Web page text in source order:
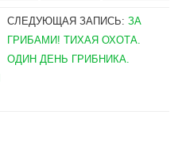
СЛЕДУЮЩАЯ ЗАПИСЬ:ЗА
ГРИБАМИ! ТИХАЯ ОХОТА.
ОДИН ДЕНЬ ГРИБНИКА.